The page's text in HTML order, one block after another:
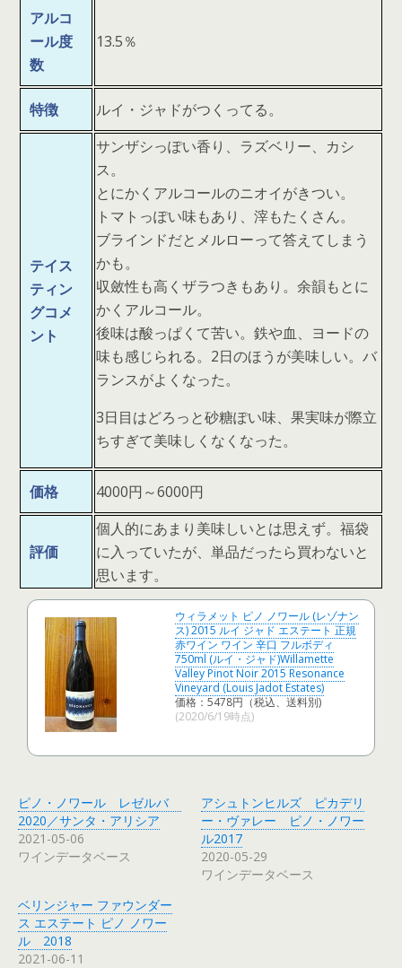
アルコ
ール度
数
13.5％
特徴 ルイ・ジャドがつくってる。
テイス
ティン
グコメ
ント
サンザシっぽい香り、ラズベリー、カシ
ス。
とにかくアルコールのニオイがきつい。
トマトっぽい味もあり、滓もたくさん。
ブラインドだとメルローって答えてしまう
かも。
収斂性も高くザラつきもあり。余韻もとに
かくアルコール。
後味は酸っぱくて苦い。鉄や血、ヨードの
味も感じられる。2日のほうが美味しい。バ
ランスがよくなった。
3日目はどろっと砂糖ぽい味、果実味が際立
ちすぎて美味しくなくなった。
価格 4000円～6000円
評価
個人的にあまり美味しいとは思えず。福袋
に入っていたが、単品だったら買わないと
思います。
ウィラメット ピノ ノワール (レゾナン
ス) 2015 ルイ ジャド エステート 正規
赤ワイン ワイン 辛口 フルボディ
750ml (ルイ・ジャド)Willamette
Valley Pinot Noir 2015 Resonance
Vineyard (Louis Jadot Estates)
価格：5478円（税込、送料別)
(2020/6/19時点)
ピノ・ノワール レゼルバ
2020／サンタ・アリシア
2021-05-06
ワインデータベース
アシュトンヒルズ ピカデリ
ー・ヴァレー ピノ・ノワー
ル2017
2020-05-29
ワインデータベース
ベリンジャー ファウンダー
ス エステート ピノ ノワー
ル 2018
2021-06-11